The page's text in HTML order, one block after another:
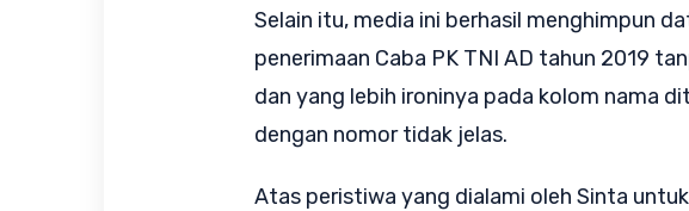
Selain itu, media ini berhasil menghimpun
penerimaan Caba PK TNI AD tahun 2019
dan yang lebih ironinya pada kolom nama
dengan nomor tidak jelas.
Atas peristiwa yang dialami oleh Sinta